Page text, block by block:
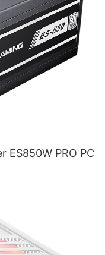
ES850W PRO PC